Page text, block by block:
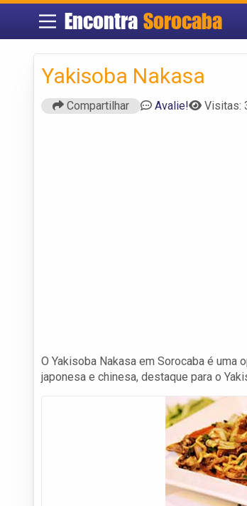
Encontra Sorocaba
Yakisoba Nakasa
Compartilhar Avalie! Visitas:
O Yakisoba Nakasa em Sorocaba é uma
japonesa e chinesa, destaque para o